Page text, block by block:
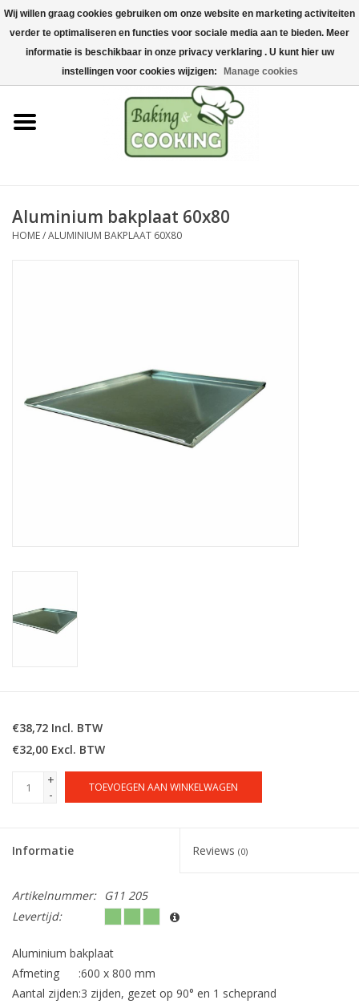
Home
Bak-& kookgerei
Machines & onderdelen
Chocolade & ijsbereiding
Aluminium bakplaat 60x80
HOME/ALUMINIUM BAKPLAAT 60X80
€38,72 Incl. BTW
€32,00 Excl. BTW
+
-
TOEVOEGEN AAN WINKELWAGEN
Informatie Reviews (0)
Artikelnummer:
G11 205
Levertijd:
Aluminium bakplaat
Afmeting
:600 x 800 mm
Aantal zijden:3 zijden, gezet op 90° en 1 scheprand
Wij willen graag cookies gebruiken om onze website en marketing activiteiten
verder te optimaliseren en functies voor sociale media aan te bieden. Meer
informatie is beschikbaar in onze privacy verklaring . U kunt hier uw
instellingen voor cookies wijzigen:
Manage cookies